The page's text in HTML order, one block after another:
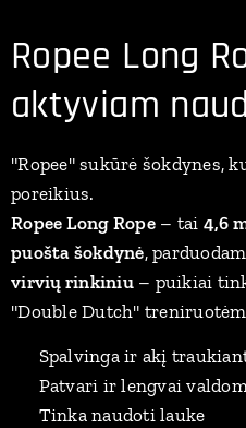
Ropee Long
aktyviam
"Ropee" sukūrė šokdynes,
poreikius.
Ropee Long Rope– tai 4,6
puošta šokdynė,
virvių rinkiniu– puikiai
"Double Dutch"
🎨 Spalvinga ir akį
💪 Patvari ir lengvai
🌦️ Tinka naudoti lauke